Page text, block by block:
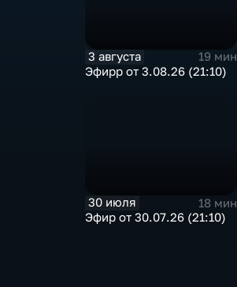
3 августа
19 мин
Эфирр от 3.08.26 (21:10)
30 июля
18 мин
Эфир от 30.07.26 (21:10)